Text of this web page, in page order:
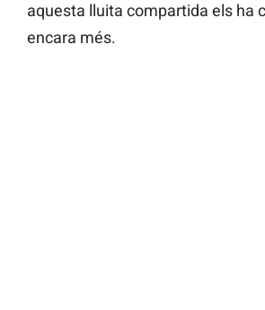
aquesta lluita compartida els ha
encara més.